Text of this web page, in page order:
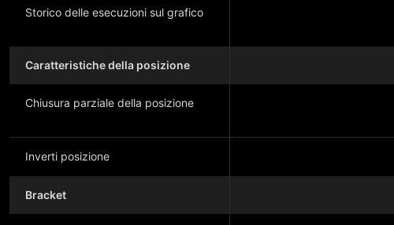
Storico delle esecuzioni sul grafico
Caratteristiche della posizione
Chiusura parziale della posizione
Inverti posizione
Bracket